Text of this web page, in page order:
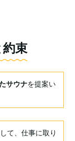
束
サウナを提案い
て、仕事に取り